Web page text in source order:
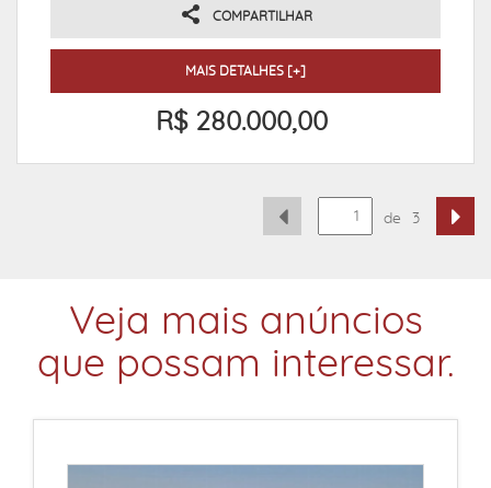
COMPARTILHAR
MAIS DETALHES [+]
R$ 280.000,00
de 3
Veja mais anúncios
que possam interessar.